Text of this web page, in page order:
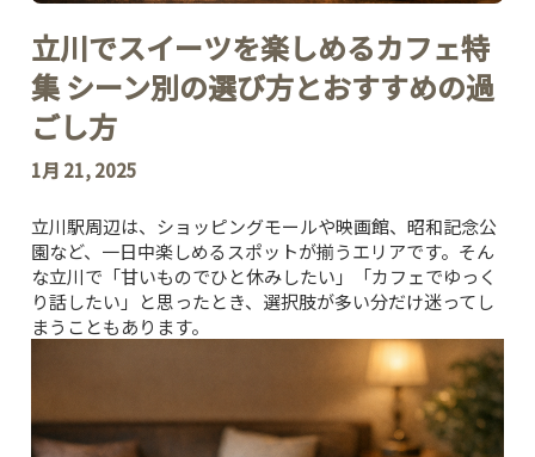
立川でスイーツを楽しめるカフェ特
集 シーン別の選び方とおすすめの過
ごし方
1月 21, 2025
立川駅周辺は、ショッピングモールや映画館、昭和記念公
園など、一日中楽しめるスポットが揃うエリアです。そん
な立川で「甘いものでひと休みしたい」「カフェでゆっく
り話したい」と思ったとき、選択肢が多い分だけ迷ってし
まうこともあります。